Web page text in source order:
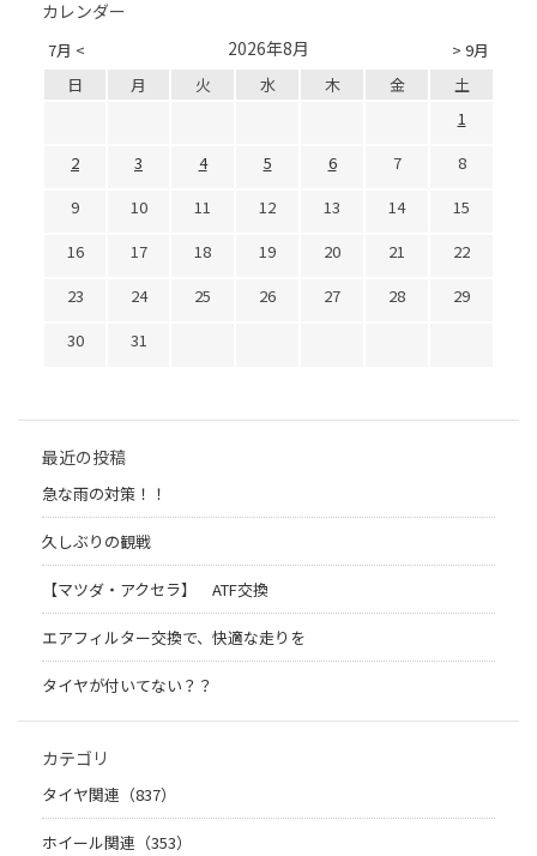
カレンダー
7月 < > 9月
2026年8月
日 月 火 水 木 金
土
1
2
3 4 5 6 7
8
9
10 11 12 13 14
15
16
17 18 19 20 21
22
23
24 25 26 27 28
29
30
31
最近の投稿
急な雨の対策！！
久しぶりの観戦
【マツダ・アクセラ】 ATF交換
エアフィルター交換で、快適な走りを
タイヤが付いてない？？
カテゴリ
タイヤ関連（837）
ホイール関連（353）